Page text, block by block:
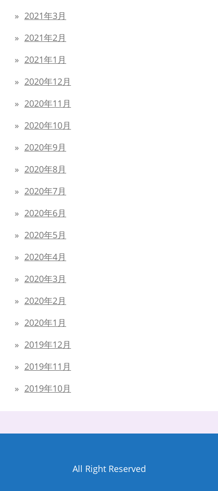
2021年3月
2021年2月
2021年1月
2020年12月
2020年11月
2020年10月
2020年9月
2020年8月
2020年7月
2020年6月
2020年5月
2020年4月
2020年3月
2020年2月
2020年1月
2019年12月
2019年11月
2019年10月
All Right Reserved